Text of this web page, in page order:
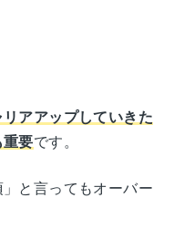
アアップしていきた
要です。
と言ってもオーバー